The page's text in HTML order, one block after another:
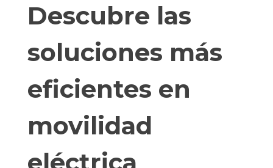
Descubre las
soluciones más
eficientes en
movilidad